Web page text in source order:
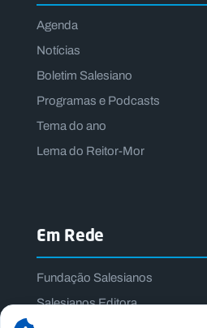
Agenda
Notícias
Boletim Salesiano
Programas e Podcasts
Tema do ano
Lema do Reitor-Mor
Em Rede
Fundação Salesianos
Salesianos Editora